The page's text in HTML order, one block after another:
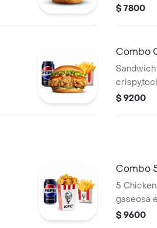
papa frita
$ 7800
Combo
crispy,
$ 9200
Combo
5
gaseosa
$ 9600